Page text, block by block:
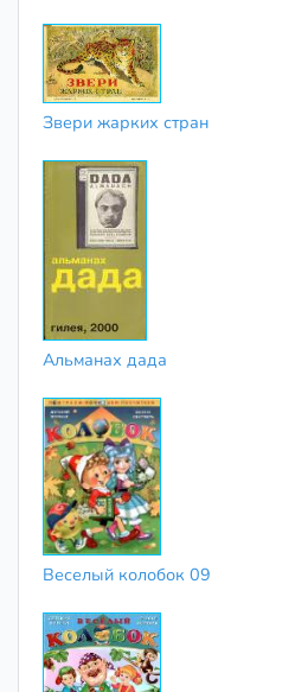
Звери жарких стран
Альманах дада
Веселый колобок 09